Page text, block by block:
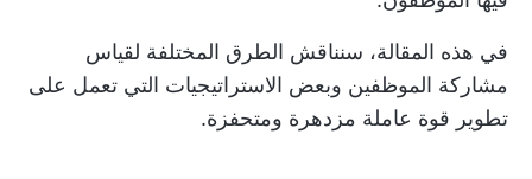
في هذه المقالة، سنناقش الطرق المختلفة لقياس
مشاركة الموظفين وبعض الاستراتيجيات التي تعمل على
تطوير قوة عاملة مزدهرة ومتحفزة.